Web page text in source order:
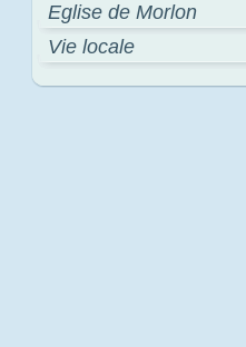
Eglise de Morlon
Vie locale